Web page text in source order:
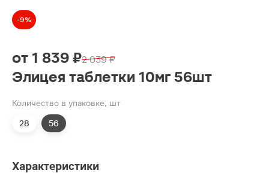
-9%
от 1 839 ₽2 039 ₽
Элицея таблетки 10мг 56шт
Количество в упаковке, шт
28 56
Характеристики